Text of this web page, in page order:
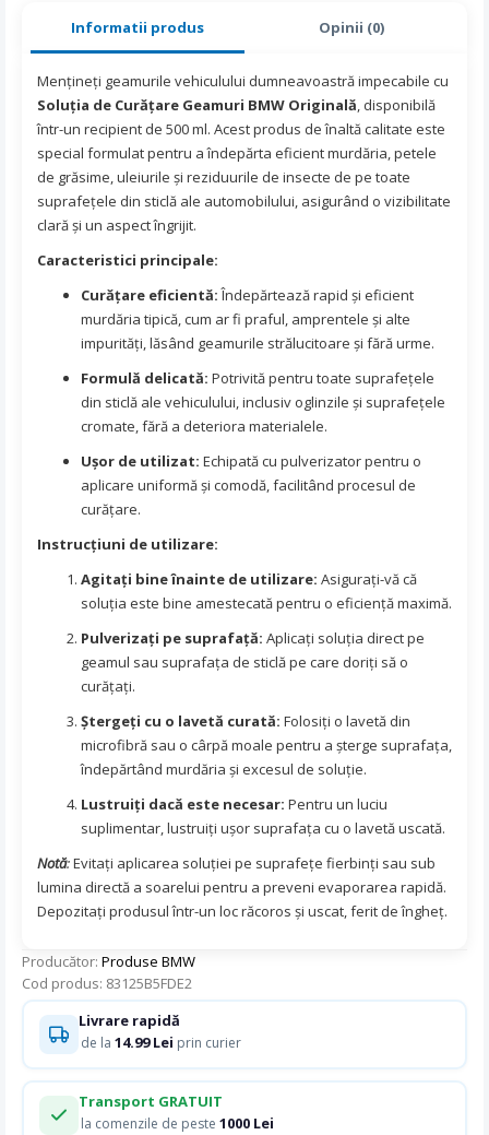
Informatii produs Opinii (0)
Mențineți geamurile vehiculului dumneavoastră impecabile cu
Soluția de Curățare Geamuri BMW Originală, disponibilă
într-un recipient de 500 ml. Acest produs de înaltă calitate este
special formulat pentru a îndepărta eficient murdăria, petele
de grăsime, uleiurile și reziduurile de insecte de pe toate
suprafețele din sticlă ale automobilului, asigurând o vizibilitate
clară și un aspect îngrijit.
Caracteristici principale:
Curățare eficientă:Îndepărtează rapid și eficient
murdăria tipică, cum ar fi praful, amprentele și alte
impurități, lăsând geamurile strălucitoare și fără urme.
Formulă delicată: Potrivită pentru toate suprafețele
din sticlă ale vehiculului, inclusiv oglinzile și suprafețele
cromate, fără a deteriora materialele.
Ușor de utilizat: Echipată cu pulverizator pentru o
aplicare uniformă și comodă, facilitând procesul de
curățare.
Instrucțiuni de utilizare:
Agitați bine înainte de utilizare: Asigurați-vă că
soluția este bine amestecată pentru o eficiență maximă.
Pulverizați pe suprafață: Aplicați soluția direct pe
geamul sau suprafața de sticlă pe care doriți să o
curățați.
Ștergeți cu o lavetă curată: Folosiți o lavetă din
microfibră sau o cârpă moale pentru a șterge suprafața,
îndepărtând murdăria și excesul de soluție.
Lustruiți dacă este necesar: Pentru un luciu
suplimentar, lustruiți ușor suprafața cu o lavetă uscată.
Notă:Evitați aplicarea soluției pe suprafețe fierbinți sau sub
lumina directă a soarelui pentru a preveni evaporarea rapidă.
Depozitați produsul într-un loc răcoros și uscat, ferit de îngheț.
Producător: Produse BMW
Cod produs: 83125B5FDE2
Livrare rapidă
de la 14.99 Lei prin curier
Transport GRATUIT
la comenzile de peste 1000 Lei